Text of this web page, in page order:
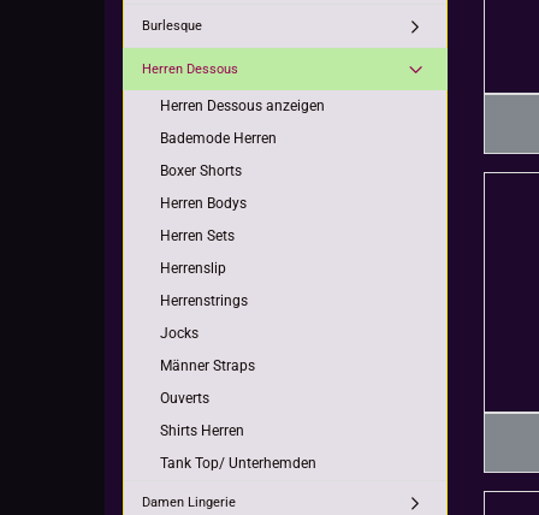
Burlesque
Herren Dessous
Herren Dessous anzeigen
Bademode Herren
Boxer Shorts
Herren Bodys
Herren Sets
Herrenslip
Herrenstrings
Jocks
Männer Straps
Ouverts
Shirts Herren
Tank Top/ Unterhemden
Damen Lingerie